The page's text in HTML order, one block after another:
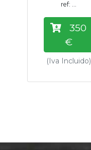
Formulario
Empresa
Contacto
ref: ...
350
€
(Iva Incluido)